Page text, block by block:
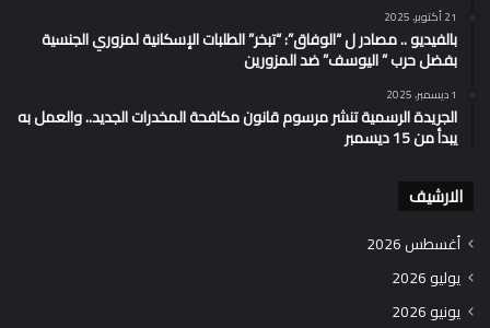
21 أكتوبر، 2025
بالفيديو .. مصادر ل “الوفاق”: “تبخر” الطلبات الإسكانية لمزوري الجنسية
بفضل حرب ” اليوسف” ضد المزورين
1 ديسمبر، 2025
الجريدة الرسمية تنشر مرسوم قانون مكافحة المخدرات الجديد.. والعمل به
يبدأ من 15 ديسمبر
الارشيف
أغسطس 2026
يوليو 2026
يونيو 2026